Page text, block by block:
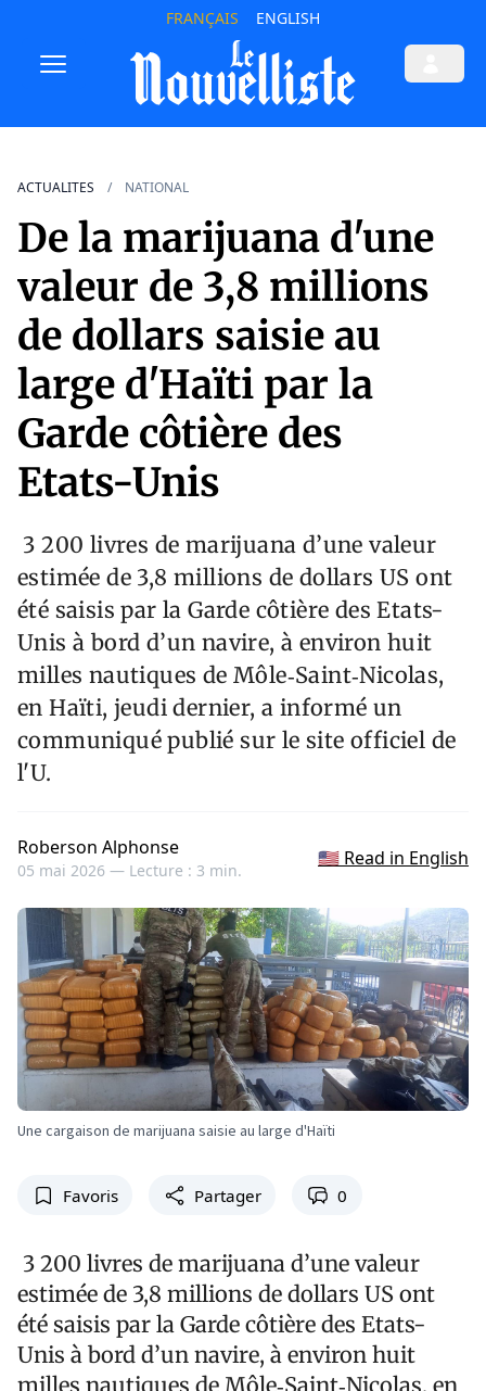
FRANÇAIS ENGLISH
ACTUALITES NATIONAL
De la marijuana d'une
valeur de 3,8 millions
de dollars saisie au
large d'Haïti par la
Garde côtière des
Etats-Unis
3 200 livres de marijuana d’une valeur
estimée de 3,8 millions de dollars US ont
été saisis par la Garde côtière des Etats-
Unis à bord d’un navire, à environ huit
milles nautiques de Môle‑Saint‑Nicolas,
en Haïti, jeudi dernier, a informé un
communiqué publié sur le site officiel de
l'U.
Roberson Alphonse
05 mai 2026 — Lecture : 3 min.
🇺🇸 Read in English
Une cargaison de marijuana saisie au large d'Haïti
Favoris Partager 0
3 200 livres de marijuana d’une valeur
estimée de 3,8 millions de dollars US ont
été saisis par la Garde côtière des Etats-
Unis à bord d’un navire, à environ huit
milles nautiques de Môle‑Saint‑Nicolas, en